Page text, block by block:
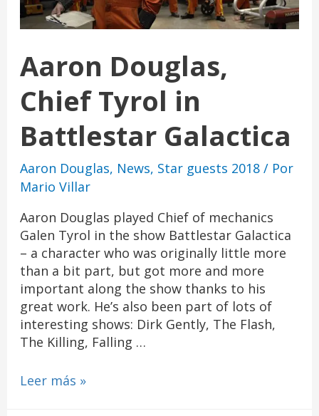
Aaron Douglas,
Chief Tyrol in
Battlestar Galactica
Aaron Douglas, News, Star guests 2018/ Por
Mario Villar
Aaron Douglas played Chief of mechanics
Galen Tyrol in the show Battlestar Galactica
– a character who was originally little more
than a bit part, but got more and more
important along the show thanks to his
great work. He’s also been part of lots of
interesting shows: Dirk Gently, The Flash,
The Killing, Falling …
Leer más »